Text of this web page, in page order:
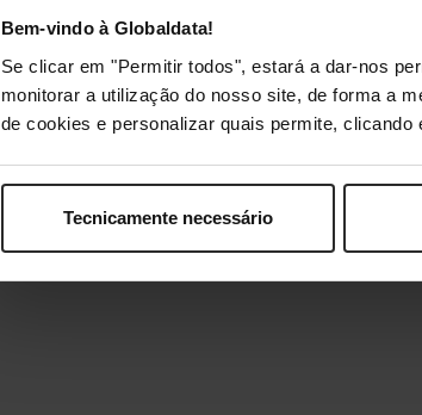
Bem-vindo à Globaldata!
Se clicar em "Permitir todos", estará a dar-nos
monitorar a utilização do nosso site, de forma a
de cookies e personalizar quais permite, clicando
Tecnicamente necessário